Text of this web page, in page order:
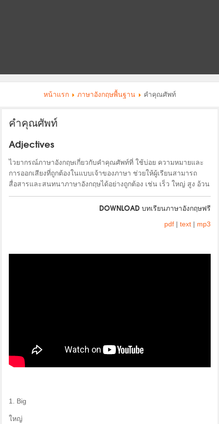
หน้าแรก ภาษาอังกฤษพื้นฐาน คำคุณศัพท์
คำคุณศัพท์
Adjectives
ไวยากรณ์ภาษาอังกฤษเกี่ยวกับคำคุณศัพท์ที่ ใช้บ่อย ความหมายและ
การออกเสียงที่ถูกต้องในแบบเจ้าของภาษา ช่วยให้ผู้เรียนสามารถ
สื่อสารและสนทนาภาษาอังกฤษได้อย่างถูกต้อง เช่น เร็ว ใหญ่ สูง อ้วน
DOWNLOAD บทเรียนภาษาอังกฤษฟรี
pdf| text| mp3
1. Big
ใหญ่